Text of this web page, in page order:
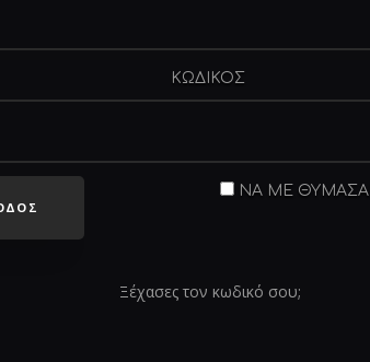
ΚΩΔΙΚΟΣ
ΝΑ ΜΕ ΘΥΜΑΣΑΙ
Ξέχασες τον κωδικό σου;